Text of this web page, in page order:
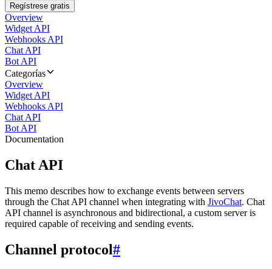
Regístrese gratis
Overview
Widget API
Webhooks API
Chat API
Bot API
Categorías
Overview
Widget API
Webhooks API
Chat API
Bot API
Documentation
Chat API
This memo describes how to exchange events between servers
through the Chat API channel when integrating with JivoChat. Chat
API channel is asynchronous and bidirectional, a custom server is
required capable of receiving and sending events.
Channel protocol#